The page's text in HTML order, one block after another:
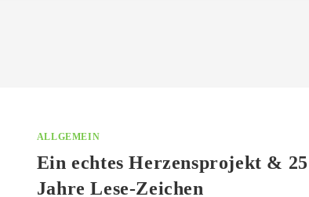
ALLGEMEIN
Ein echtes Herzensprojekt & 25
Jahre Lese-Zeichen